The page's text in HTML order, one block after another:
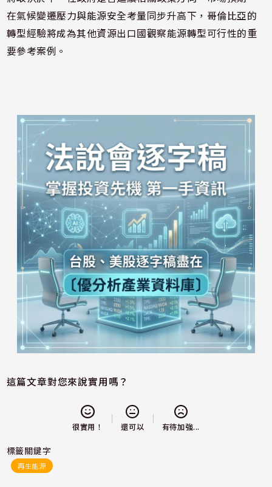
在氣候變遷壓力與能源安全考量同步升高下，哥倫比亞的
轉型經驗將成為其他資源出口國觀察能源轉型可行性的重
要參考案例。
這篇文章對您來說實用嗎？
很實用！ 還可以 有待加強...
標籤關鍵字
再生能源